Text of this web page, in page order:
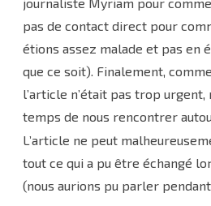
pas de contact direct pour
étions assez malade et pas en
que ce soit). Finalement,
l’article n’était pas trop urgent,
temps de nous rencontrer
L’article ne peut
tout ce qui a pu être échangé
(nous aurions pu parler